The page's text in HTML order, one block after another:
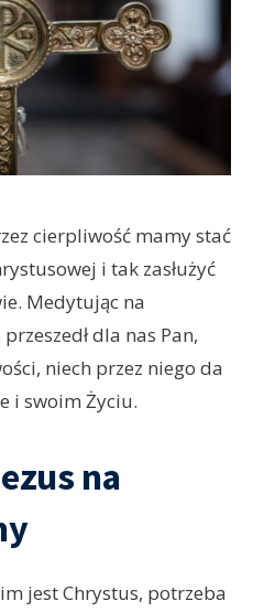
cierpliwość mamy stać
i tak zasłużyć
Medytując na
dla nas Pan,
niech przez niego da
i swoim Życiu.
na
jest Chrystus, potrzeba